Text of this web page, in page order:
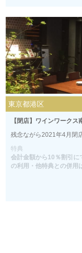
東京都港区
【閉店】ワインワークス
残念ながら2021年4月閉
特典
会計金額から10％割引に
の利用・他特典との併用